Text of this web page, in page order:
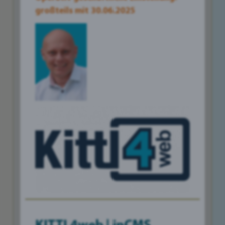
In einer Zeit, in der Nachhaltigkeit immer mehr
verantwortungsbewusst zu handeln. Und das
großteils mit 30.06.2025